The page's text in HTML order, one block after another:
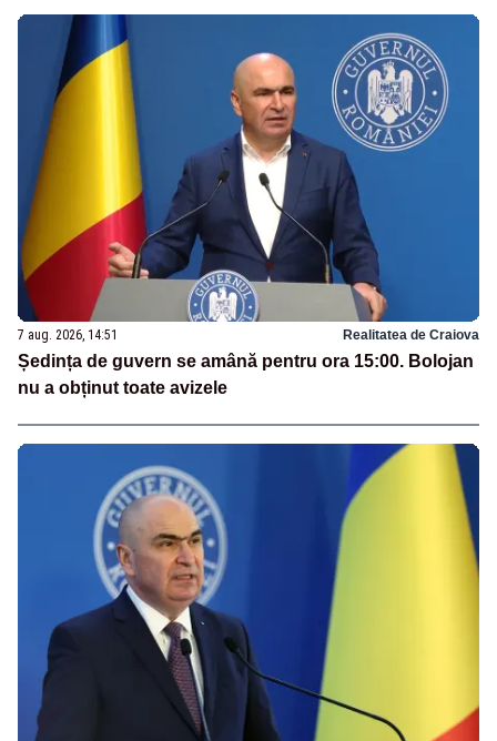
7 aug. 2026, 14:51 Realitatea de Craiova
Ședința de guvern se amână pentru ora 15:00. Bolojan
nu a obținut toate avizele